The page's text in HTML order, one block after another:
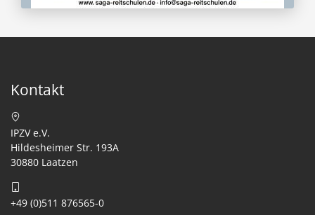
Kontakt
IPZV e.V.
Hildesheimer Str. 193A
30880 Laatzen
+49 (0)511 876565-0